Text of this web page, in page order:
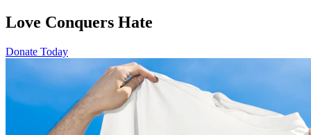
Love Conquers Hate
Donate Today